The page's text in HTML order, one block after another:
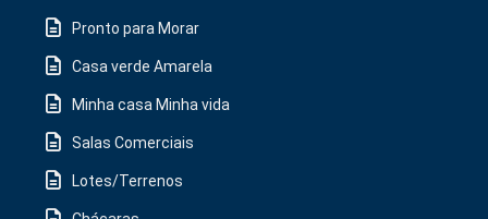
Pronto para Morar
Casa verde Amarela
Minha casa Minha vida
Salas Comerciais
Lotes/Terrenos